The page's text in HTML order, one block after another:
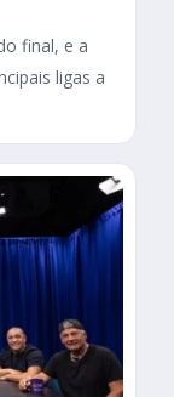
final, e a
ligas a